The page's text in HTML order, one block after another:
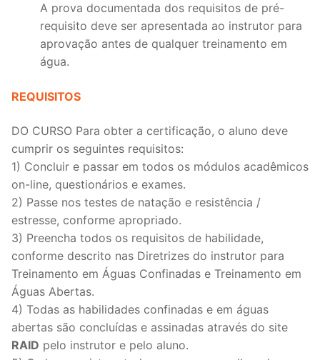
A prova documentada dos requisitos de pré-
requisito deve ser apresentada ao instrutor para
aprovação antes de qualquer treinamento em
água.
REQUISITOS
DO CURSO Para obter a certificação, o aluno deve
cumprir os seguintes requisitos:
1) Concluir e passar em todos os módulos acadêmicos
on-line, questionários e exames.
2) Passe nos testes de natação e resistência /
estresse, conforme apropriado.
3) Preencha todos os requisitos de habilidade,
conforme descrito nas Diretrizes do instrutor para
Treinamento em Águas Confinadas e Treinamento em
Águas Abertas.
4) Todas as habilidades confinadas e em águas
abertas são concluídas e assinadas através do site
RAID pelo instrutor e pelo aluno.